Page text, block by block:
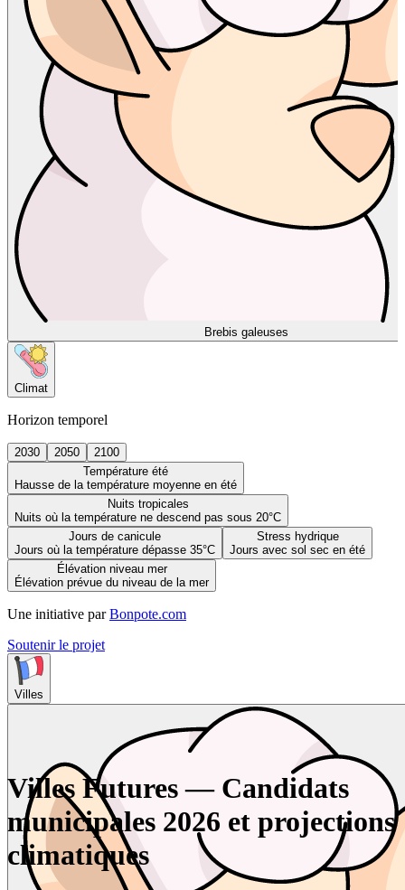
Brebis galeuses
Climat
Horizon temporel
2030 2050
2100
Température été
Hausse de la température moyenne en été
Nuits tropicales
Nuits où la température ne descend pas sous 20°C
Jours de canicule
Jours où la température dépasse 35°C
Stress hydrique
Jours avec sol sec en été
Élévation niveau mer
Élévation prévue du niveau de la mer
Une initiative par Bonpote.com
Soutenir le projet
Villes
Villes Futures — Candidats
municipales 2026 et projections
climatiques